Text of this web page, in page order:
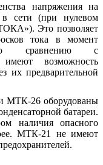
напряжения на
в сети (при нулевом
Это позволяет
тока в момент
сравнению с
имеют возможность
их предварительной
МТК-26 оборудованы
батареи.
наличия опасного
МТК-21 не имеют